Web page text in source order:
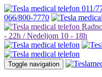
011/
066/800-7770
- 22h / Nedeljom 10 - 18h
Toggle navigation